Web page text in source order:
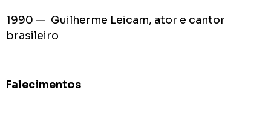
1990 — Guilherme Leicam, ator e cantor
brasileiro
Falecimentos